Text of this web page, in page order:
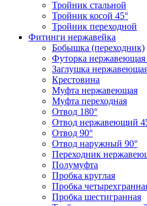
Тройник стальной
Тройник косой 45°
Тройник переходной
Фитинги нержавейка
Бобышка (переходник)
Футорка нержавеющая
Заглушка
Крестовина
Муфта нержавеющая
Муфта переходная
Отвод 180°
Отвод нержавеющий
Отвод 90°
Отвод наружный 90°
Переходник
Полумуфта
Пробка круглая
Пробка
Пробка шестигранная